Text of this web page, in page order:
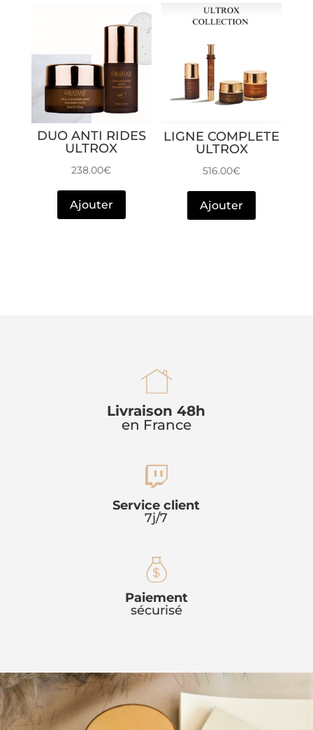
DUO ANTI RIDES
ULTROX
238.00€
Ajouter
LIGNE COMPLETE
ULTROX
516.00€
Ajouter
h
u
s
e
ic
o
Livraison 48h
en France
t
it
c
ic
o
Service client
7j/7
m
n
e
Paiement
sécurisé